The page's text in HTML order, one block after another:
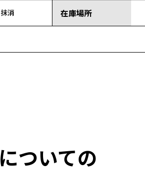
抹消 在庫場所
ついての